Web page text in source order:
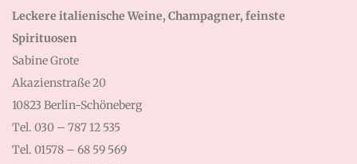
Leckere italienische Weine, Champagner, feinste
Spirituosen
Sabine Grote
Akazienstraße 20
10823 Berlin-Schöneberg
Tel. 030 – 787 12 535
Tel. 01578 – 68 59 569